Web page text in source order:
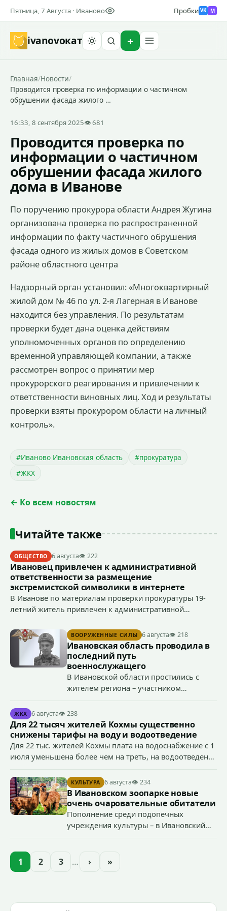
Пятница, 7 Августа · Иваново Пробки VK M
ivanovoкат
Главная/Новости/
Проводится проверка по информации о частичном
обрушении фасада жилого …
16:33, 8 сентября 2025👁 681
Проводится проверка по
информации о частичном
обрушении фасада жилого
дома в Иванове
По поручению прокурора области Андрея Жугина
организована проверка по распространенной
информации по факту частичного обрушения
фасада одного из жилых домов в Советском
районе областного центра
Надзорный орган установил: «Многоквартирный
жилой дом № 46 по ул. 2-я Лагерная в Иванове
находится без управления. По результатам
проверки будет дана оценка действиям
уполномоченных органов по определению
временной управляющей компании, а также
рассмотрен вопрос о принятии мер
прокурорского реагирования и привлечении к
ответственности виновных лиц. Ход и результаты
проверки взяты прокурором области на личный
контроль».
#Иваново Ивановская область
#прокуратура
#ЖКХ
← Ко всем новостям
Читайте также
ОБЩЕСТВО 6 августа👁 222
Ивановец привлечен к административной
ответственности за размещение
экстремистской символики в интернете
В Иванове по материалам проверки прокуратуры 19-
летний житель привлечен к административной
демонстрирование символики экстремистской
организации, если эти действия не содержат признаков
уголовно наказуемого деяния) за размещение
экстремистской символики в сети Интернет.
ВООРУЖЕННЫЕ СИЛЫ 6 августа👁 218
Ивановская область проводила в
последний путь
военнослужащего
В Ивановской области простились с
жителем региона – участником
Антоном Тумановым.
ЖКХ 6 августа👁 238
Для 22 тысяч жителей Кохмы существенно
снижены тарифы на воду и водоотведение
Для 22 тыс. жителей Кохмы плата на водоснабжение с 1
июля уменьшена более чем на треть, на водоотведение
началу работы в городе областного предприятия
«Водоканал.
КУЛЬТУРА 6 августа👁 234
В Ивановском зоопарке новые
очень очаровательные обитатели
Пополнение среди подопечных
учреждения культуры – в Ивановский
областей (самцу - 6 месяцев, самочке —
1 2 3 … › »